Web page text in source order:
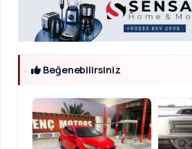
Beğenebilirsiniz